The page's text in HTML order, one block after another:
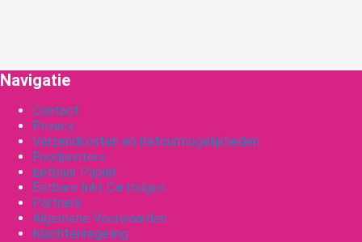
Navigatie
Contact
Privacy
Verzendkosten en Retourmogelijkheden
Foodprinters
Eetbaar Papier
Eetbare Inkt Cartridges
Partners
Algemene Voorwaarden
Klachtenregeling